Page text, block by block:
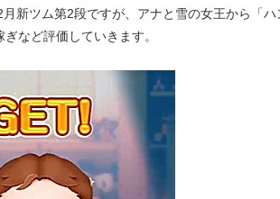
新ツム第2段ですが、アナと雪の女王から「
など評価していきます。